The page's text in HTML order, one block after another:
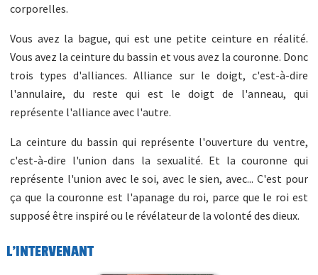
corporelles.
Vous avez la bague, qui est une petite ceinture en réalité.
Vous avez la ceinture du bassin et vous avez la couronne. Donc
trois types d'alliances. Alliance sur le doigt, c'est-à-dire
l'annulaire, du reste qui est le doigt de l'anneau, qui
représente l'alliance avec l'autre.
La ceinture du bassin qui représente l'ouverture du ventre,
c'est-à-dire l'union dans la sexualité. Et la couronne qui
représente l'union avec le soi, avec le sien, avec... C'est pour
ça que la couronne est l'apanage du roi, parce que le roi est
supposé être inspiré ou le révélateur de la volonté des dieux.
L'INTERVENANT